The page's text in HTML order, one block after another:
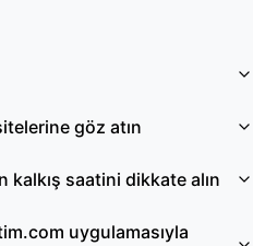
göz atın
saatini dikkate alın
uygulamasıyla